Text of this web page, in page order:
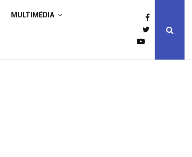
MULTIMÉDIA